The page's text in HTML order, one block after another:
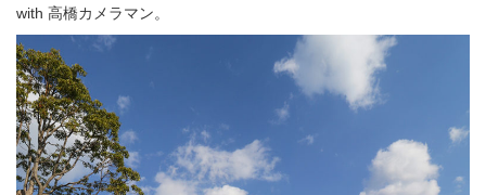
with 高橋カメラマン。